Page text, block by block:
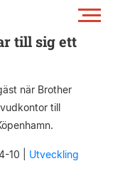
till sig ett
när Brother
till
10 Utveckling